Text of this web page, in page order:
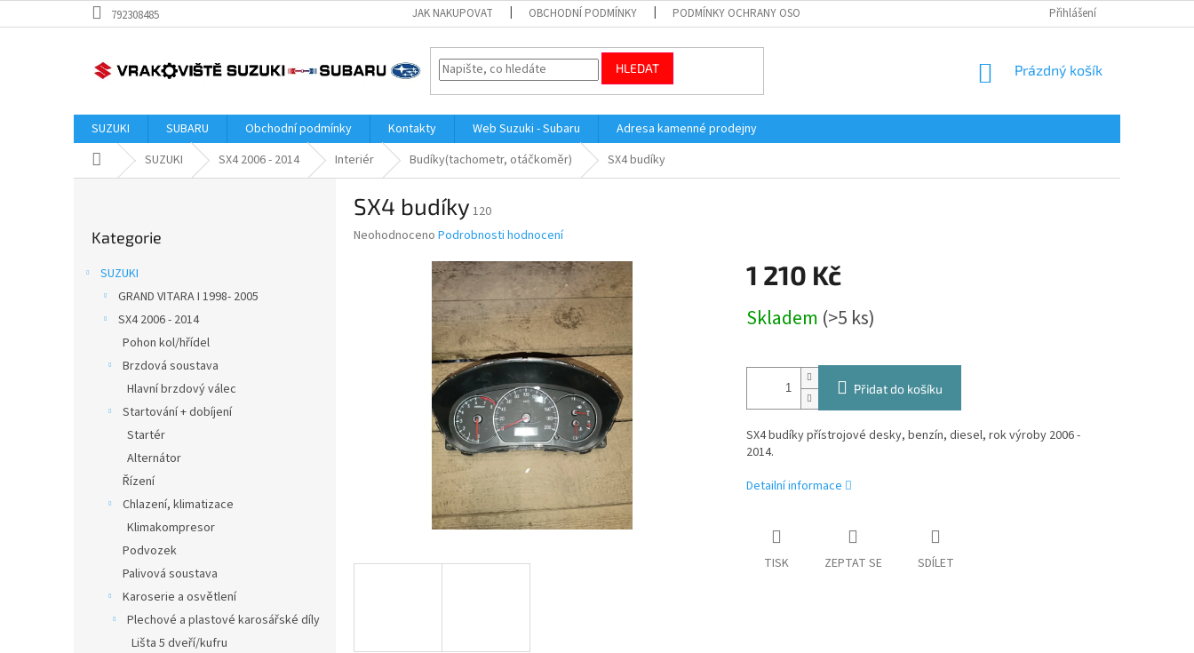
na
792308485 JAK NAKUPOVAT OBCHODNÍ PODMÍNKY PODMÍNKY OCHRANY OSOBNÍCH ÚDAJŮ Přihlášení
HLEDAT
NÁKUPNÍ
Prázdný košík
SUZUKI SUBARU Obchodní podmínky Kontakty Web Suzuki - Subaru
Adresa kamenné prodejny
Domů SUZUKI SX4 2006 - 2014 Interiér Budíky(tachometr, otáčkoměr) SX4 budíky
kategorie
Kategorie
SUZUKI
GRAND VITARA I 1998- 2005
SX4 2006 - 2014
Pohon kol/hřídel
Brzdová soustava
Hlavní brzdový válec
Startování + dobíjení
Startér
Alternátor
Řízení
Chlazení, klimatizace
Klimakompresor
Podvozek
Palivová soustava
Karoserie a osvětlení
Plechové a plastové karosářské díly
Lišta 5 dveří/kufru
SX4 budíky 120
Průměrné
Neohodnoceno Podrobnosti hodnocení
1 210 Kč
cena:
Skladem (>5 ks)
Přidat do košíku
SX4 budíky přístrojové desky, benzín, diesel, rok výroby 2006 -
2014.
Detailní informace
TISK ZEPTAT SE SDÍLET